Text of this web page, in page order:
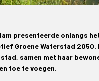
presenteerde onlangs het
Groene Waterstad 2050.
samen met haar
toe te voegen.